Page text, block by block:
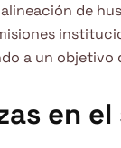
de
a un objetivo
en